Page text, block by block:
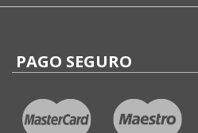
PAGO SEGURO